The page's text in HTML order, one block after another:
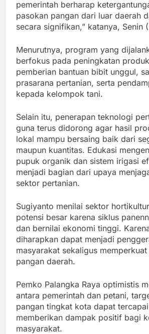
pemerintah berharap
pasokan pangan dari luar daerah
secara signifikan,” katanya, Senin
Menurutnya, program yang
berfokus pada peningkatan
pemberian bantuan bibit unggul,
prasarana pertanian, serta
kepada kelompok tani.
Selain itu, penerapan teknologi
guna terus didorong agar hasil
lokal mampu bersaing baik dari
maupun kuantitas. Edukasi
pupuk organik dan sistem irigasi
menjadi bagian dari upaya
sektor pertanian.
Sugiyanto menilai sektor
potensi besar karena siklus
dan bernilai ekonomi tinggi.
diharapkan dapat menjadi
masyarakat sekaligus
pangan daerah.
Pemko Palangka Raya optimistis
antara pemerintah dan petani,
pangan tingkat kota dapat
memberikan dampak positif bagi
masyarakat.